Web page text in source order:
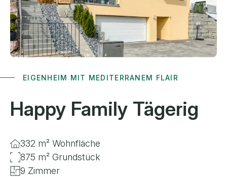
EIGENHEIM MIT MEDITERRANEM FLAIR
Happy Family Tägerig
332 m² Wohnfläche
875 m² Grundstück
9 Zimmer